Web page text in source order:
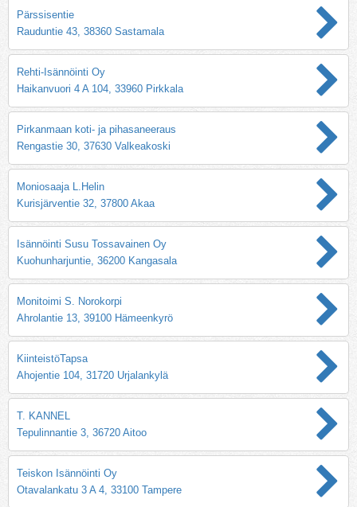
Pärssisentie
Rauduntie 43, 38360 Sastamala
Rehti-Isännöinti Oy
Haikanvuori 4 A 104, 33960 Pirkkala
Pirkanmaan koti- ja pihasaneeraus
Rengastie 30, 37630 Valkeakoski
Moniosaaja L.Helin
Kurisjärventie 32, 37800 Akaa
Isännöinti Susu Tossavainen Oy
Kuohunharjuntie, 36200 Kangasala
Monitoimi S. Norokorpi
Ahrolantie 13, 39100 Hämeenkyrö
KiinteistöTapsa
Ahojentie 104, 31720 Urjalankylä
T. KANNEL
Tepulinnantie 3, 36720 Aitoo
Teiskon Isännöinti Oy
Otavalankatu 3 A 4, 33100 Tampere